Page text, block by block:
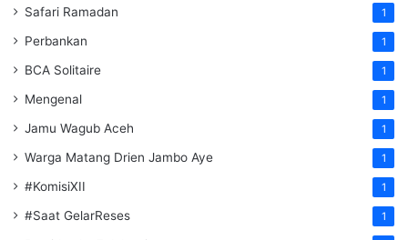
Safari Ramadan 1
Perbankan 1
BCA Solitaire 1
Mengenal 1
Jamu Wagub Aceh 1
Warga Matang Drien Jambo Aye 1
#KomisiXII 1
#Saat GelarReses 1